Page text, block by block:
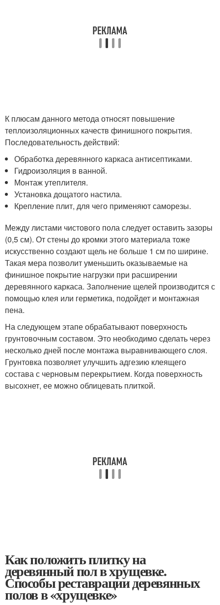
К плюсам данного метода относят повышение
теплоизоляционных качеств финишного покрытия.
Последовательность действий:
Обработка деревянного каркаса антисептиками.
Гидроизоляция в ванной.
Монтаж утеплителя.
Установка дощатого настила.
Крепление плит, для чего применяют саморезы.
Между листами чистового пола следует оставить зазоры
(0,5 см). От стены до кромки этого материала тоже
искусственно создают щель не больше 1 см по ширине.
Такая мера позволит уменьшить оказываемые на
финишное покрытие нагрузки при расширении
деревянного каркаса. Заполнение щелей производится с
помощью клея или герметика, подойдет и монтажная
пена.
На следующем этапе обрабатывают поверхность
грунтовочным составом. Это необходимо сделать через
несколько дней после монтажа выравнивающего слоя.
Грунтовка позволяет улучшить адгезию клеящего
состава с черновым перекрытием. Когда поверхность
высохнет, ее можно облицевать плиткой.
Как положить плитку на
деревянный пол в хрущевке.
Способы реставрации деревянных
полов в «хрущевке»